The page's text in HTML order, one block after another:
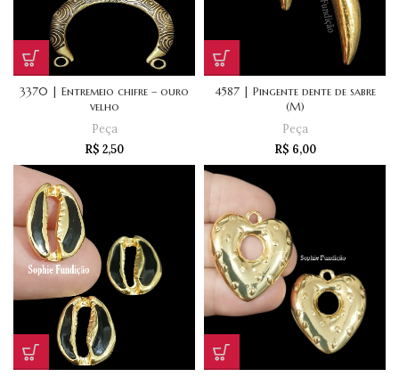
3370 | Entremeio chifre – ouro
velho
Peça
R$ 2,50
4587 | Pingente dente de sabre
(M)
Peça
R$ 6,00